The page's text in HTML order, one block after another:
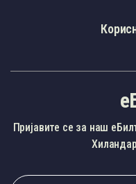
Пријавите се за наш